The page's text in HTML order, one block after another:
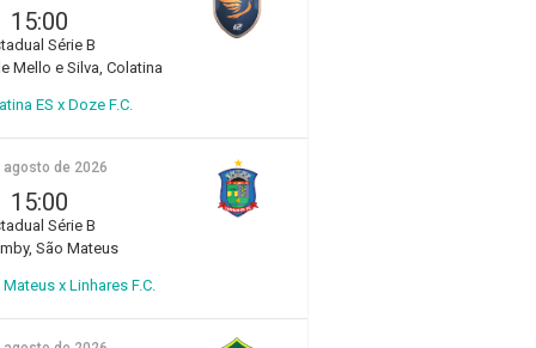
15:00
Série B
Mello e Silva, Colatina
ES x Doze F.C.
agosto de 2026
15:00
Série B
São Mateus
x Linhares F.C.